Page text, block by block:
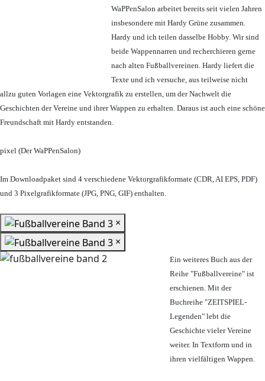
WaPPenSalon arbeitet bereits seit vielen Jahren
insbesondere mit Hardy Grüne zusammen.
Hardy und ich teilen dasselbe Hobby. Wir sind
beide Wappennarren und recherchieren gerne
nach alten Fußballvereinen. Hardy liefert die
Texte und ich versuche, aus teilweise nicht
allzu guten Vorlagen eine Vektorgrafik zu erstellen, um der Nachwelt die
Geschichten der Vereine und ihrer Wappen zu erhalten. Daraus ist auch eine schöne
Freundschaft mit Hardy entstanden.
pixel (Der WaPPenSalon)
Im Downloadpaket sind 4 verschiedene Vektorgrafikformate (CDR, AI EPS, PDF)
und 3 Pixelgrafikformate (JPG, PNG, GIF) enthalten.
×
×
Ein weiteres Buch aus der
Reihe "Fußballvereine" ist
erschienen. Mit der
Buchreihe "ZEITSPIEL-
Legenden" lebt die
Geschichte vieler Vereine
weiter. In Textform und in
ihren vielfältigen Wappen.